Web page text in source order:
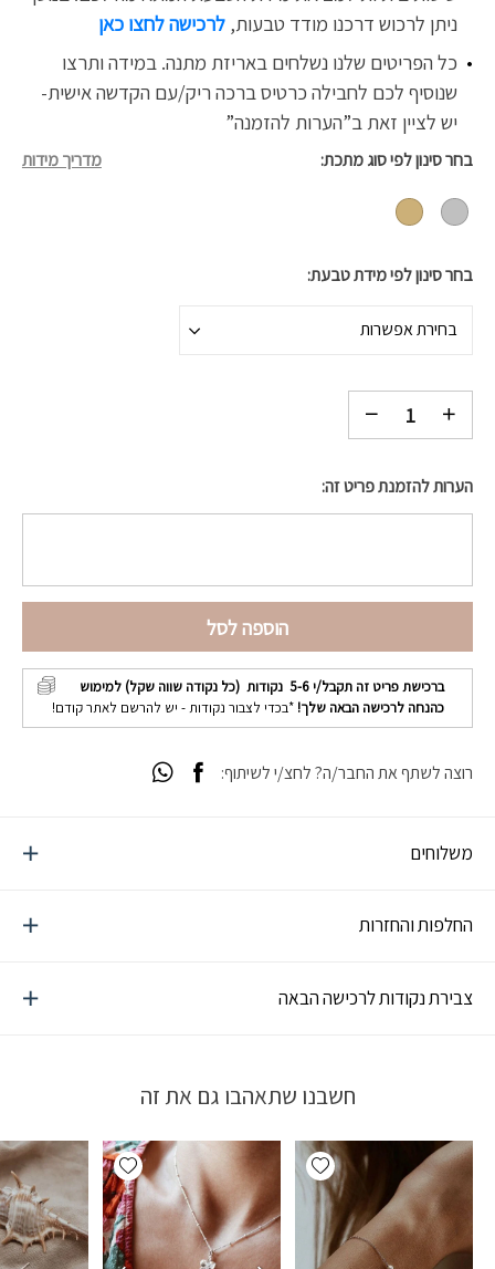
ניתן לרכוש דרכנו מודד טבעות, לרכישה לחצו כאן
כל הפריטים שלנו נשלחים באריזת מתנה. במידה ותרצו
שנוסיף לכם לחבילה כרטיס ברכה ריק/עם הקדשה אישית-
יש לציין זאת ב”הערות להזמנה”
בחר סינון לפי סוג מתכת מדריך מידות
בחר סינון לפי מידת טבעת
בחירת אפשרות
הערות להזמנת פריט זה:
הוספה לסל
ברכישת פריט זה תקבל/י 5-6 נקודות (כל נקודה שווה שקל) למימוש
כהנחה לרכישה הבאה שלך! *בכדי לצבור נקודות - יש להרשם לאתר קודם!
משלוחים
החלפות והחזרות
צבירת נקודות לרכישה הבאה
רוצה לשתף את החבר/ה? לחצ/י לשיתוף:
חשבנו שתאהבו גם את זה
Add wishlist
Add wishlist